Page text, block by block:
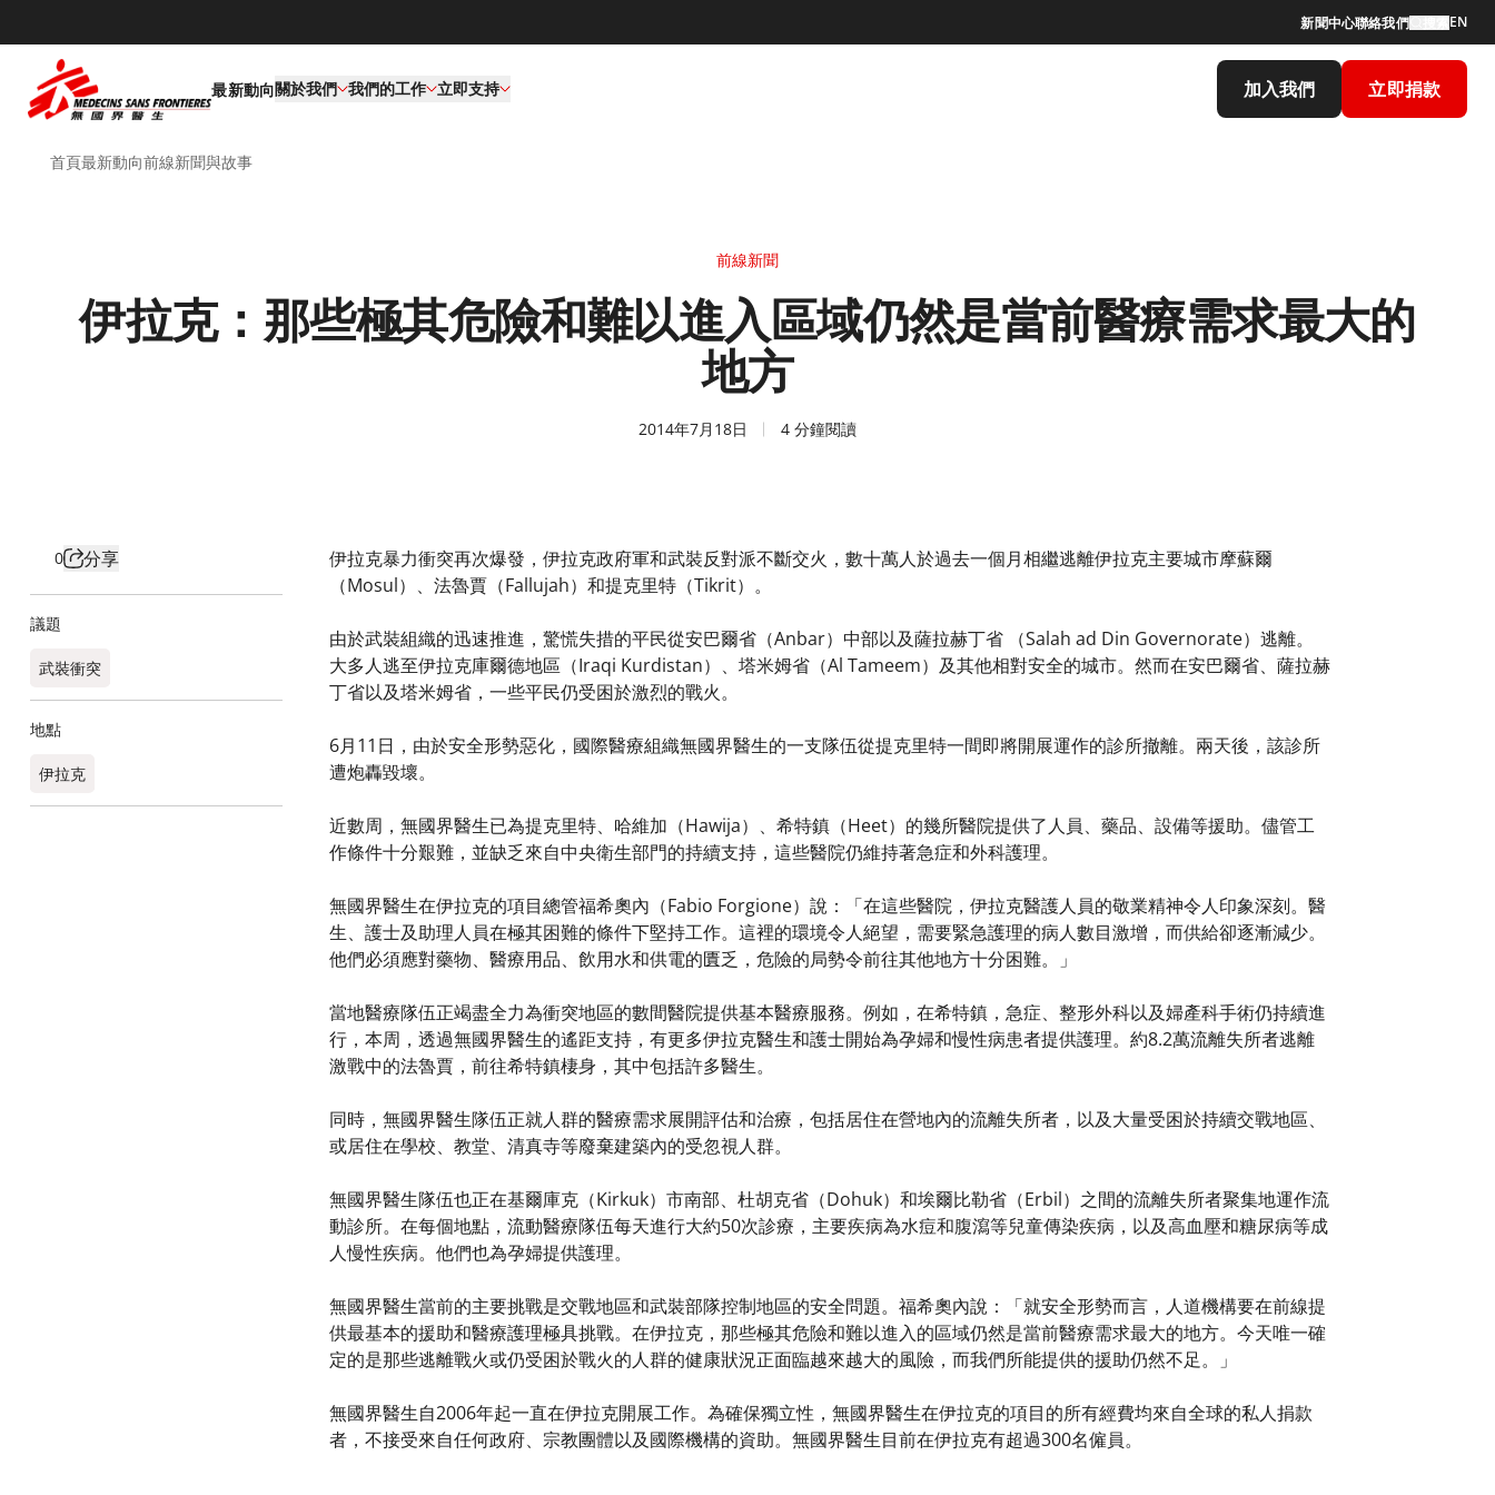
新聞中心聯絡我們 EN
最新動向關於我們 我們的工作​ 立即支持 加入我們 立即捐款
首頁最新動向前線新聞與故事
前線新聞
伊拉克：那些極其危險和難以進入區域仍然是當前醫療需求最大的
地方
2014年7月18日 4 分鐘閱讀
0 分享
議題
武裝衝突
地點
伊拉克
伊拉克暴力衝突再次爆發，伊拉克政府軍和武裝反對派不斷交火，數十萬人於過去一個月相繼逃離伊拉克主要城市摩蘇爾
（Mosul）、法魯賈（Fallujah）和提克里特（Tikrit）。
由於武裝組織的迅速推進，驚慌失措的平民從安巴爾省（Anbar）中部以及薩拉赫丁省 （Salah ad Din Governorate）逃離。
大多人逃至伊拉克庫爾德地區（Iraqi Kurdistan）、塔米姆省（Al Tameem）及其他相對安全的城市。然而在安巴爾省、薩拉赫
丁省以及塔米姆省，一些平民仍受困於激烈的戰火。
6月11日，由於安全形勢惡化，國際醫療組織無國界醫生的一支隊伍從提克里特一間即將開展運作的診所撤離。兩天後，該診所
遭炮轟毀壞。
近數周，無國界醫生已為提克里特、哈維加（Hawija）、希特鎮（Heet）的幾所醫院提供了人員、藥品、設備等援助。儘管工
作條件十分艱難，並缺乏來自中央衛生部門的持續支持，這些醫院仍維持著急症和外科護理。
無國界醫生在伊拉克的項目總管福希奧內（Fabio Forgione）說：「在這些醫院，伊拉克醫護人員的敬業精神令人印象深刻。醫
生、護士及助理人員在極其困難的條件下堅持工作。這裡的環境令人絕望，需要緊急護理的病人數目激增，而供給卻逐漸減少。
他們必須應對藥物、醫療用品、飲用水和供電的匱乏，危險的局勢令前往其他地方十分困難。」
當地醫療隊伍正竭盡全力為衝突地區的數間醫院提供基本醫療服務。例如，在希特鎮，急症、整形外科以及婦產科手術仍持續進
行，本周，透過無國界醫生的遙距支持，有更多伊拉克醫生和護士開始為孕婦和慢性病患者提供護理。約8.2萬流離失所者逃離
激戰中的法魯賈，前往希特鎮棲身，其中包括許多醫生。
同時，無國界醫生隊伍正就人群的醫療需求展開評估和治療，包括居住在營地內的流離失所者，以及大量受困於持續交戰地區、
或居住在學校、教堂、清真寺等廢棄建築內的受忽視人群。
無國界醫生隊伍也正在基爾庫克（Kirkuk）市南部、杜胡克省（Dohuk）和埃爾比勒省（Erbil）之間的流離失所者聚集地運作流
動診所。在每個地點，流動醫療隊伍每天進行大約50次診療，主要疾病為水痘和腹瀉等兒童傳染疾病，以及高血壓和糖尿病等成
人慢性疾病。他們也為孕婦提供護理。
無國界醫生當前的主要挑戰是交戰地區和武裝部隊控制地區的安全問題。福希奧內說：「就安全形勢而言，人道機構要在前線提
供最基本的援助和醫療護理極具挑戰。在伊拉克，那些極其危險和難以進入的區域仍然是當前醫療需求最大的地方。今天唯一確
定的是那些逃離戰火或仍受困於戰火的人群的健康狀況正面臨越來越大的風險，而我們所能提供的援助仍然不足。」
無國界醫生自2006年起一直在伊拉克開展工作。為確保獨立性，無國界醫生在伊拉克的項目的所有經費均來自全球的私人捐款
者，不接受來自任何政府、宗教團體以及國際機構的資助。無國界醫生目前在伊拉克有超過300名僱員。